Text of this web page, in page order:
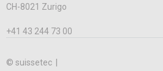
CH-8021 Zurigo
+41 43 244 73 00
© suissetec |